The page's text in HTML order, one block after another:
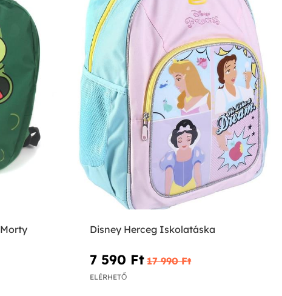
Disney Herceg Iskolatáska
7 590 Ft‎ 17 990 Ft‎
ELÉRHETŐ